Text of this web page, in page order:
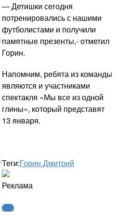
— Детишки сегодня
потренировались с нашими
футболистами и получили
памятные презенты,- отметил
Горин.
Напомним, ребята из команды
являются и участниками
спектакля «Мы все из одной
глины», который представят
13 января.
Теги:Горин Дмитрий
Реклама
ФНЛ